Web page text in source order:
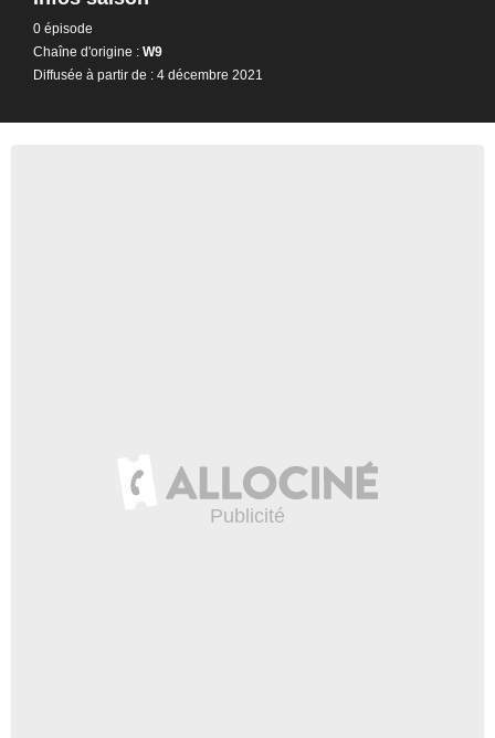
0 épisode
Chaîne d'origine : W9
Diffusée à partir de : 4 décembre 2021